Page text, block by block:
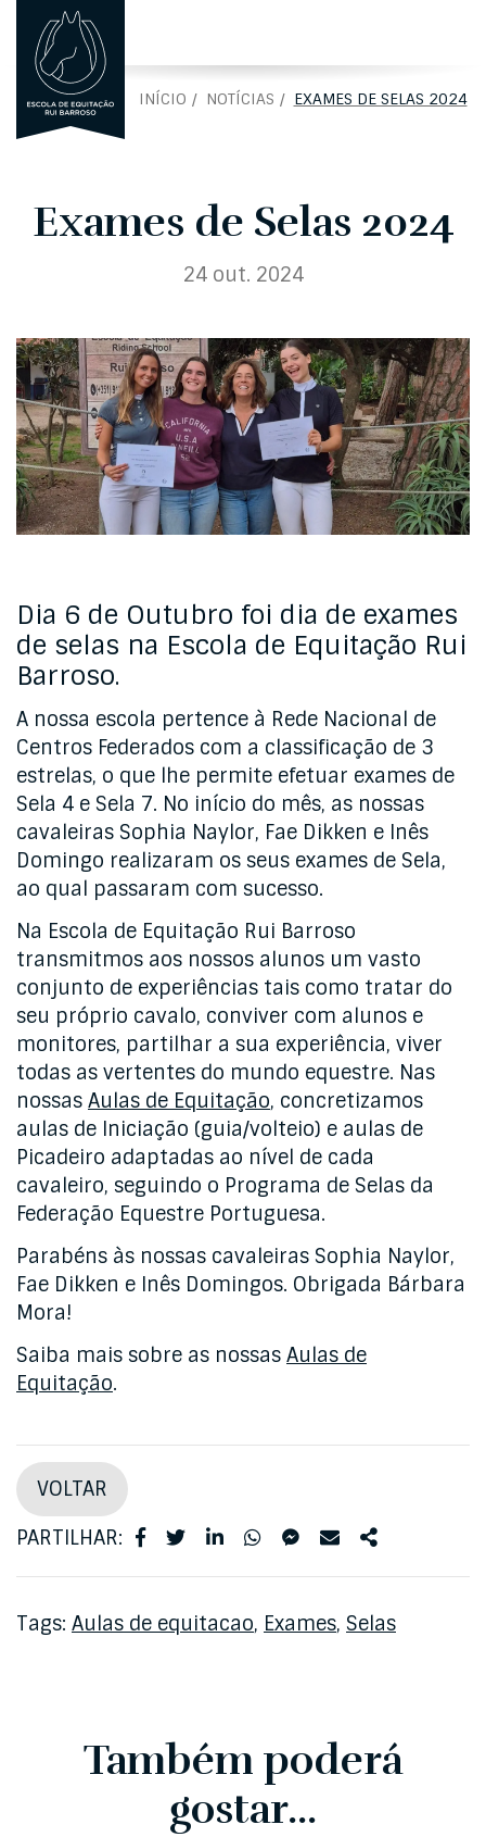
ENENGLISH
INÍCIO NOTÍCIAS EXAMES DE SELAS 2024
Exames de Selas 2024
24 out. 2024
Dia 6 de Outubro foi dia de exames
de selas na Escola de Equitação Rui
Barroso.
A nossa escola pertence à Rede Nacional de
Centros Federados com a classificação de 3
estrelas, o que lhe permite efetuar exames de
Sela 4 e Sela 7. No início do mês, as nossas
cavaleiras Sophia Naylor, Fae Dikken e Inês
Domingo realizaram os seus exames de Sela,
ao qual passaram com sucesso.
Na Escola de Equitação Rui Barroso
transmitmos aos nossos alunos um vasto
conjunto de experiências tais como tratar do
seu próprio cavalo, conviver com alunos e
monitores, partilhar a sua experiência, viver
todas as vertentes do mundo equestre. Nas
nossas Aulas de Equitação, concretizamos
aulas de Iniciação (guia/volteio) e aulas de
Picadeiro adaptadas ao nível de cada
cavaleiro, seguindo o Programa de Selas da
Federação Equestre Portuguesa.
Parabéns às nossas cavaleiras Sophia Naylor,
Fae Dikken e Inês Domingos. Obrigada Bárbara
Mora!
Saiba mais sobre as nossas Aulas de
Equitação.
VOLTAR
PARTILHAR:
Tags: Aulas de equitacao, Exames, Selas
Também poderá
gostar...